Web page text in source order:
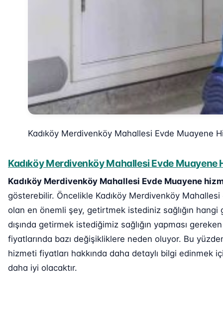
Kadıköy Merdivenköy Mahallesi Evde Muayene
Kadıköy Merdivenköy Mahallesi Evde Muayene
Kadıköy Merdivenköy Mahallesi Evde Muayene
gösterebilir. Öncelikle Kadıköy Merdivenköy
olan en önemli şey, getirtmek istediniz sağlığın
dışında getirmek istediğimiz sağlığın yapması
fiyatlarında bazı değişikliklere neden oluyor. Bu
hizmeti fiyatları hakkında daha detaylı bilgi edinmek
daha iyi olacaktır.